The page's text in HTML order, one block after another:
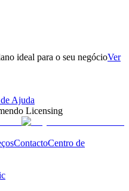
ideal para o seu negócioVer
Ajuda
Licensing
ContactoCentro de